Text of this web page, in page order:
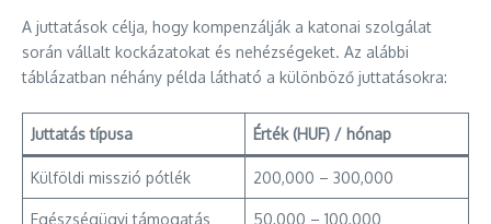
A juttatások célja, hogy kompenzálják a katonai szolgálat
során vállalt kockázatokat és nehézségeket. Az alábbi
táblázatban néhány példa látható a különböző juttatásokra:
Juttatás típusa Érték (HUF) / hónap
Külföldi misszió pótlék 200,000 – 300,000
Egészségügyi támogatás 50,000 – 100,000